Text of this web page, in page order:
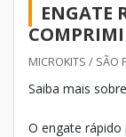
ENGATE
MICROKITS / SÃO
Saiba mais
O engate